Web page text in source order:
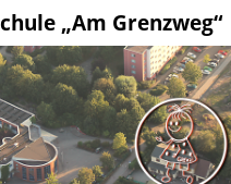
„Am Grenzweg“